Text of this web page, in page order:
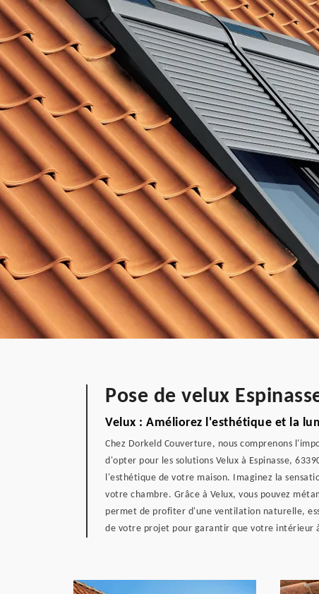
Pose de velux
Velux : Améliorez l'esthétique et la
Chez Dorkeld Couverture, nous comprenons
d'opter pour les solutions Velux à Espinasse,
l'esthétique de votre maison. Imaginez la
votre chambre. Grâce à Velux, vous pouvez
permet de profiter d'une ventilation naturelle,
de votre projet pour garantir que votre intérieur